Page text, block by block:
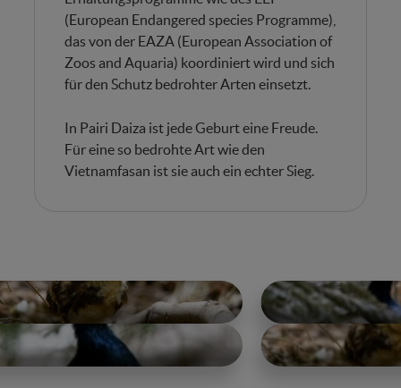
(European Endangered species Programme),
das von der EAZA (European Association of
Zoos and Aquaria) koordiniert wird und sich
für den Schutz bedrohter Arten einsetzt.
In Pairi Daiza ist jede Geburt eine Freude.
Für eine so bedrohte Art wie den
Vietnamfasan ist sie auch ein echter Sieg.